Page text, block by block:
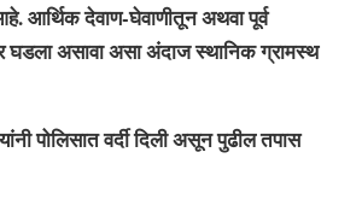
आर्थिक देवाण-घेवाणीतून अथवा पूर्व
घडला असावा असा अंदाज स्थानिक ग्रामस्थ
पोलिसात वर्दी दिली असून पुढील तपास